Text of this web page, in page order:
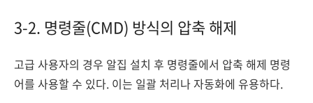
3-2. 명령줄(CMD) 방식의 압축 해제
고급 사용자의 경우 알집 설치 후 명령줄에서 압축 해제 명령
어를 사용할 수 있다. 이는 일괄 처리나 자동화에 유용하다.